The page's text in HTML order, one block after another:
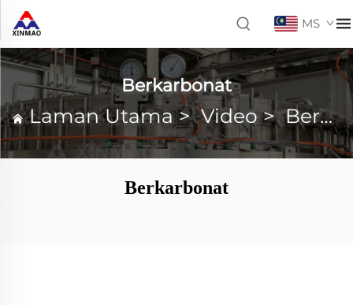
MS
Berkarbonat
Laman Utama>Video>Berkarbonat
Berkarbonat